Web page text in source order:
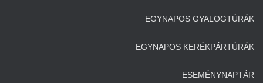
EGYNAPOS GYALOGTÚRÁK
EGYNAPOS KERÉKPÁRTÚRÁK
ESEMÉNYNAPTÁR